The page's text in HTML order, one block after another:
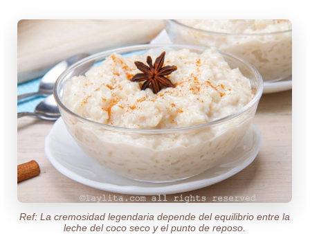
Ref: La cremosidad legendaria depende del equilibrio entre la
leche del coco seco y el punto de reposo.